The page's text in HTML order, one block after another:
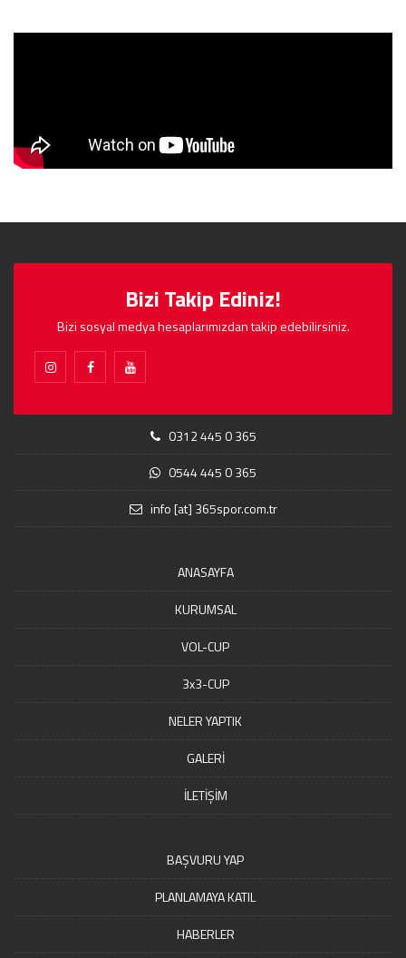
Bizi Takip Ediniz!
Bizi sosyal medya hesaplarımızdan takip edebilirsiniz.
0312 445 0 365
0544 445 0 365
info [at] 365spor.com.tr
ANASAYFA
KURUMSAL
VOL-CUP
3x3-CUP
NELER YAPTIK
GALERİ
İLETİŞİM
BAŞVURU YAP
PLANLAMAYA KATIL
HABERLER